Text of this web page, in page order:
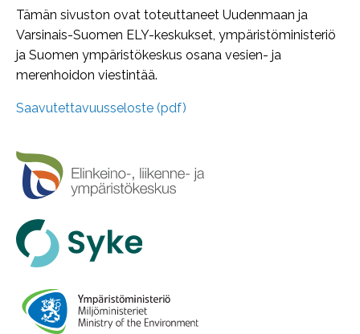
Tämän sivuston ovat toteuttaneet Uudenmaan ja
Varsinais-Suomen ELY-keskukset, ympäristöministeriö
ja Suomen ympäristökeskus osana vesien- ja
merenhoidon viestintää.
Saavutettavuusseloste (pdf)